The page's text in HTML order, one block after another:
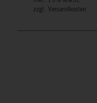
zzgl. Versandkosten